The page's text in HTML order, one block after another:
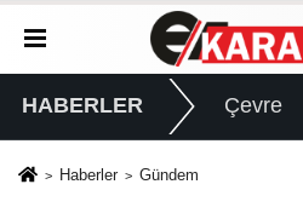
HABERLER Çevre
Haberler Gündem